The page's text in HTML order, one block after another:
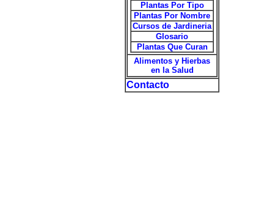
Plantas Por Tipo
Plantas Por Nombre
Cursos de Jardineria
Glosario
Plantas Que Curan
Alimentos y Hierbas
en la Salud
Contacto